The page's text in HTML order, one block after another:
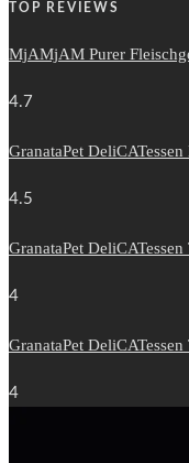
TOP REVIEWS
MjAMjAM Purer
4.7
GranataPet
4.5
GranataPet
4
GranataPet
4